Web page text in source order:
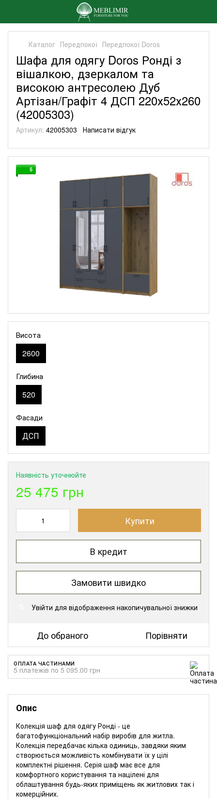
Каталог Передпокої Передпокої Doros
Шафа для одягу Doros Ронді з
вішалкою, дзеркалом та
високою антресолею Дуб
Артізан/Графіт 4 ДСП 220х52х260
(42005303)
Артикул: 42005303 Написати відгук
5
Висота
2600
Глибина
520
Фасади
ДСП
Наявність уточнюйте
25 475 грн
Купити
В кредит
Замовити швидко
Увійти для відображення накопичувальної знижки
До обраного Порівняти
ОПЛАТА ЧАСТИНАМИ
5 платежів по 5 095.00 грн
Опис
Колекція шаф для одягу Ронді - це
багатофункціональний набір виробів для житла.
Колекція передбачає кілька одиниць, завдяки яким
створюється можливість комбінувати їх у цілі
комплектні рішення. Серія шаф має все для
комфортного користування та націлені для
облаштування будь-яких приміщень як житлових так і
комерційних.